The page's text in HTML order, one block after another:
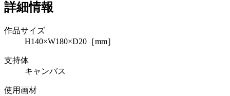
詳細情報
作品サイズ
H140×W180×D20［mm］
支持体
キャンバス
使用画材